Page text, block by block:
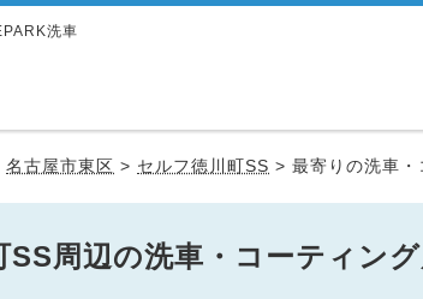
洗車
名古屋市東区 > セルフ徳川町SS > 最寄りの洗車・
SS周辺の洗車・コーティン